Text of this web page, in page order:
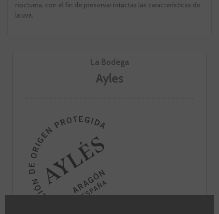
La Bodega
Ayles
nocturna, con el fin de preservar intactas las características de
la uva.